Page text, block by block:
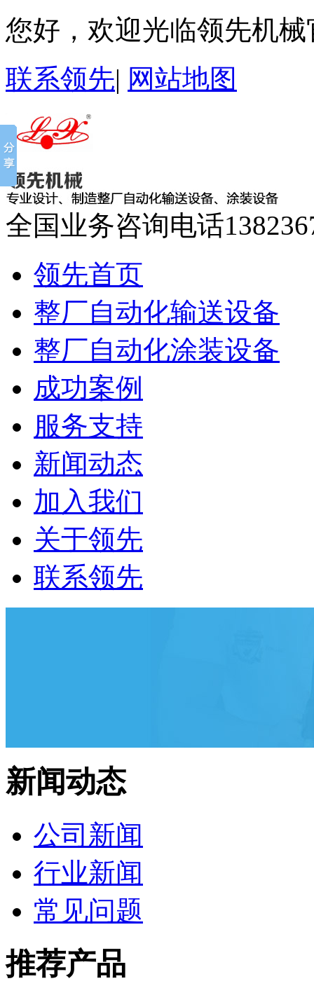
您好，欢迎光临领先机械
联系领先| 网站地图
全国业务咨询电话
领先首页
整厂自动化输送设备
整厂自动化涂装设备
成功案例
服务支持
新闻动态
加入我们
关于领先
联系领先
新闻动态
公司新闻
行业新闻
常见问题
推荐产品